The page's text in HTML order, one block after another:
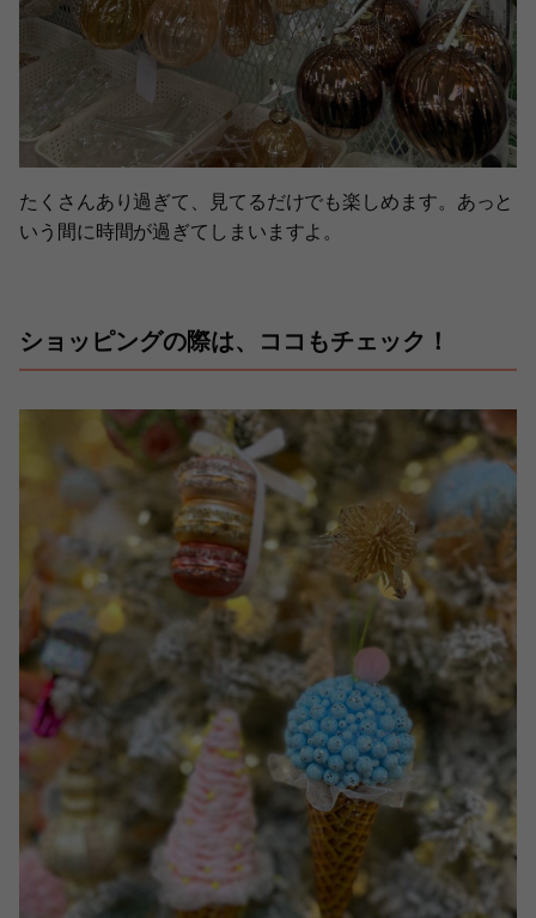
たくさんあり過ぎて、見てるだけでも楽しめます。あっと
いう間に時間が過ぎてしまいますよ。
ショッピングの際は、ココもチェック！